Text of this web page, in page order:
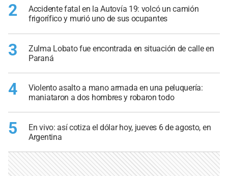
2
Accidente fatal en la Autovía 19: volcó un camión
frigorífico y murió uno de sus ocupantes
3
Zulma Lobato fue encontrada en situación de calle en
Paraná
4
Violento asalto a mano armada en una peluquería:
maniataron a dos hombres y robaron todo
5
En vivo: así cotiza el dólar hoy, jueves 6 de agosto, en
Argentina